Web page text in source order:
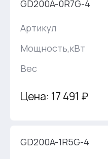
GD200A-0R7G-4
Артикул
Мощность,кВт
Вес
Цена: 17 491 ₽
GD200A-1R5G-4